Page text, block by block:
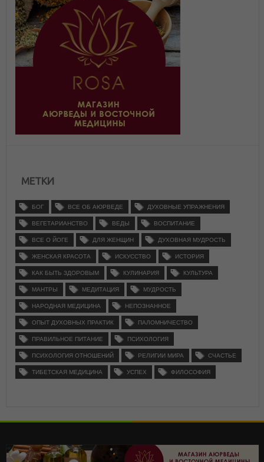
МЕТКИ
БОГ ВСЕ ОБ АЮРВЕДЕ ДУХОВНЫЕ УПРАЖНЕНИЯ
ВЕГЕТАРИАНСТВО ВЕДЫ ВОСПИТАНИЕ
ВСЕ О ЙОГЕ ДЛЯ ЖЕНЩИН ДУХОВНАЯ МУДРОСТЬ
ЖЕНСКАЯ КРАСОТА ИСКУССТВО ИСТОРИЯ
КАК БЫТЬ ЗДОРОВЫМ КУЛИНАРИЯ КУЛЬТУРА
МАНТРЫ МЕДИТАЦИЯ МУДРОСТЬ
НАРОДНАЯ МЕДИЦИНА НЕПОЗНАННОЕ
ОПЫТ ДУХОВНЫХ ПРАКТИК ПАЛОМНИЧЕСТВО
ПРАВИЛЬНОЕ ПИТАНИЕ ПСИХОЛОГИЯ
ПСИХОЛОГИЯ ОТНОШЕНИЙ РЕЛИГИИ МИРА СЧАСТЬЕ
ТИБЕТСКАЯ МЕДИЦИНА УСПЕХ ФИЛОСОФИЯ